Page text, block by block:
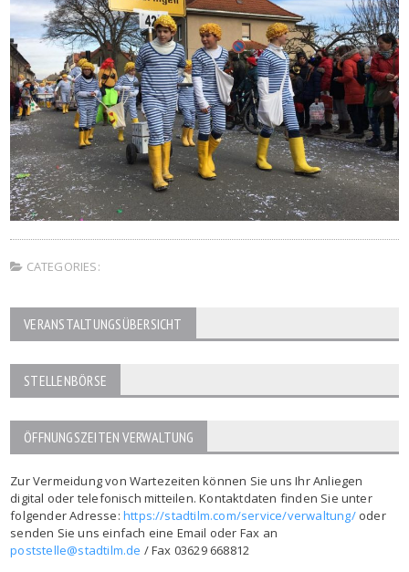
CATEGORIES:
VERANSTALTUNGSÜBERSICHT
STELLENBÖRSE
ÖFFNUNGSZEITEN VERWALTUNG
Zur Vermeidung von Wartezeiten können Sie uns Ihr Anliegen
digital oder telefonisch mitteilen. Kontaktdaten finden Sie unter
folgender Adresse: https://stadtilm.com/service/verwaltung/oder
senden Sie uns einfach eine Email oder Fax an
poststelle@stadtilm.de / Fax 03629 668812